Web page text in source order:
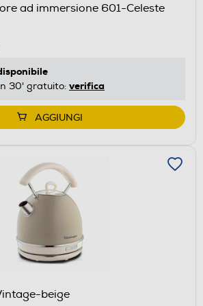
ad immersione 601-Celeste
30' gratuito: verifica
AGGIUNGI
beige